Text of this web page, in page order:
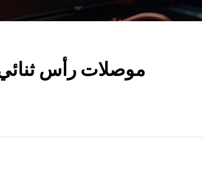
موصلات رأس ثنائي